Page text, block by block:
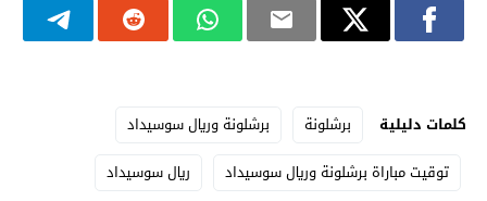
كلمات دليلية برشلونة
برشلونة وريال سوسيداد
توقيت مباراة برشلونة وريال سوسيداد
ريال سوسيداد